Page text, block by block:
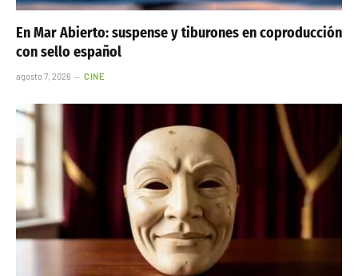
En Mar Abierto: suspense y tiburones en coproducción
con sello español
agosto 7, 2026 CINE